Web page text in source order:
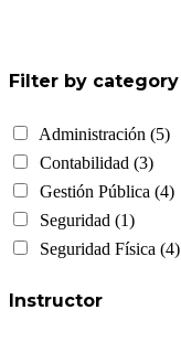
Filter by category
Administración (5)
Contabilidad (3)
Gestión Pública (4)
Seguridad (1)
Seguridad Física (4)
Instructor